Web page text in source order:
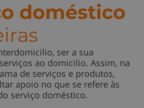
doméstico
ser a sua
ao domicilio. Assim, na
de serviços e produtos,
apoio no que se refere às
serviço doméstico.